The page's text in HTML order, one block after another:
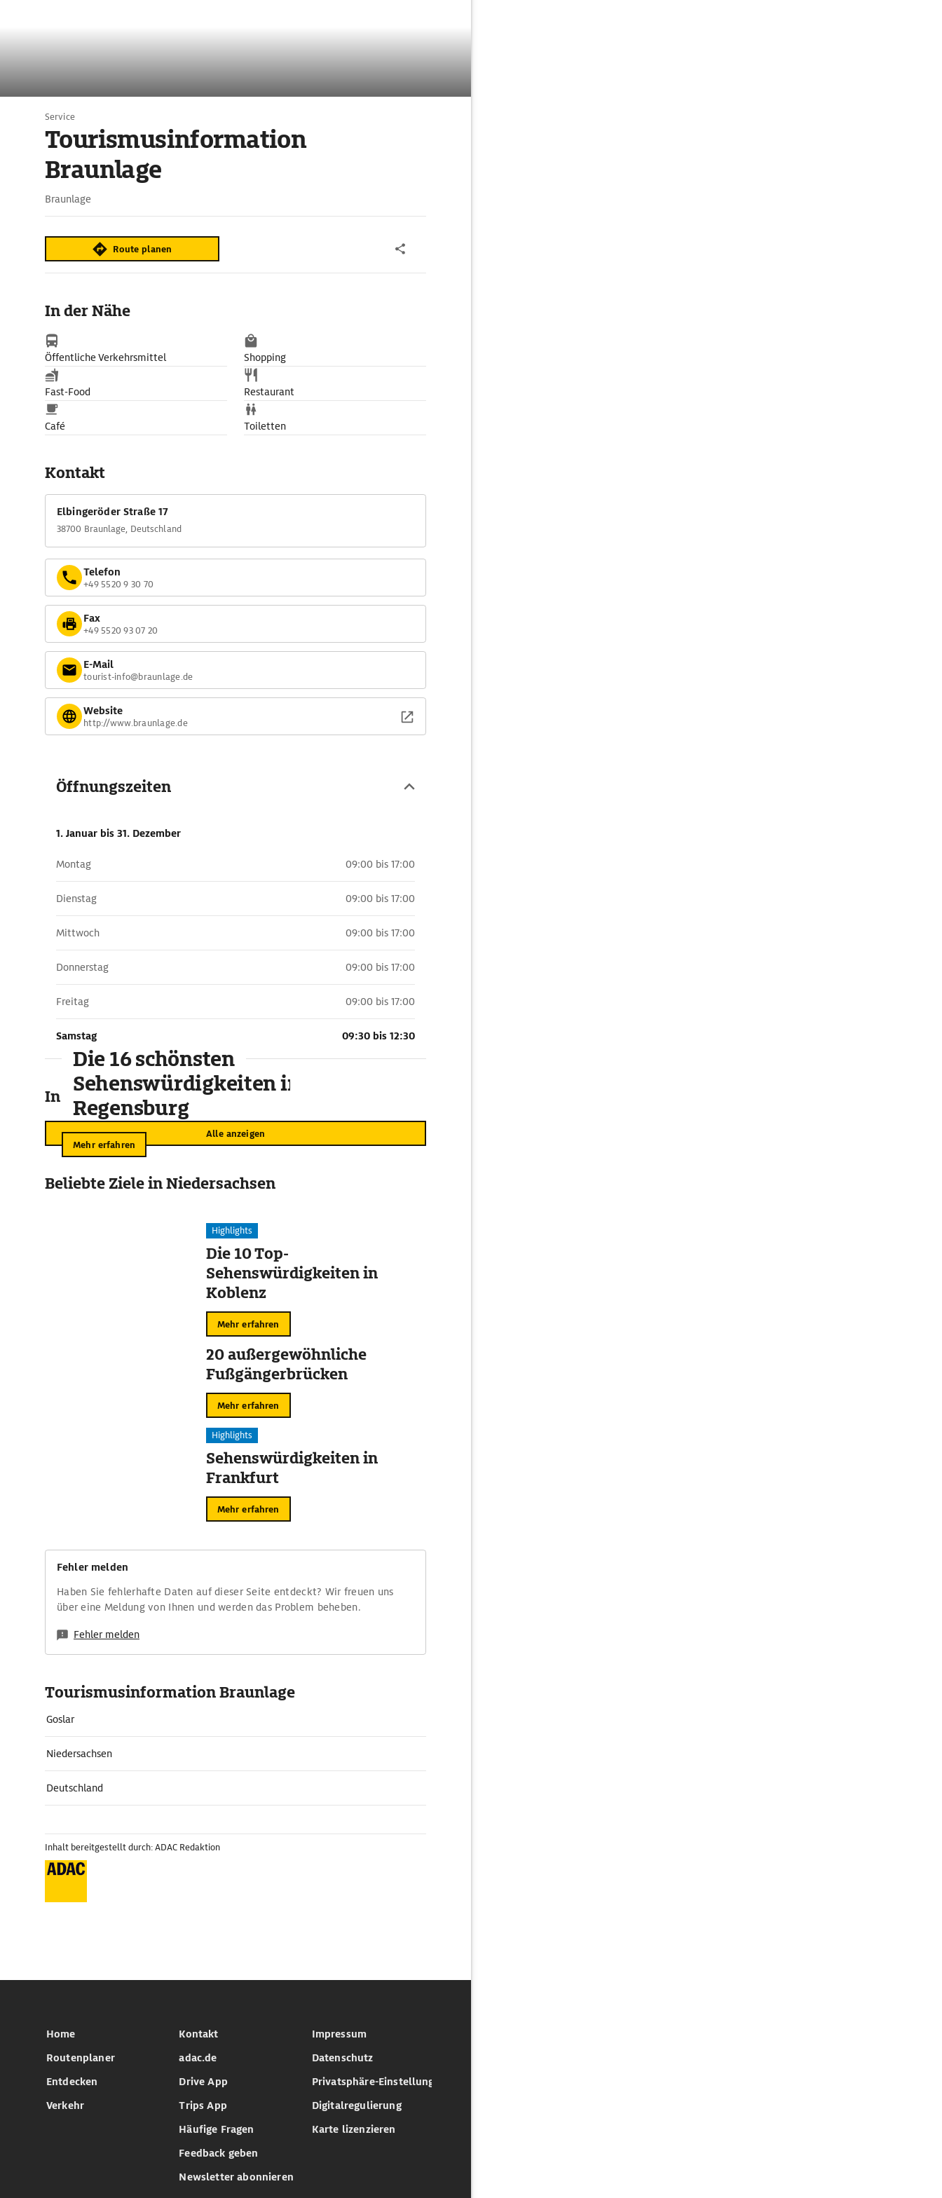
Service
Tourismusinformation
Braunlage
Braunlage
Route planen
In der Nähe
Öffentliche Verkehrsmittel Shopping
Fast-Food Restaurant
Café Toiletten
Kontakt
Elbingeröder Straße 17
38700 Braunlage, Deutschland
Telefon
+49 5520 9 30 70
Fax
+49 5520 93 07 20
E-Mail
tourist-info@braunlage.de
Website
http://www.braunlage.de
Öffnungszeiten
1. Januar bis 31. Dezember
Montag 09:00 bis 17:00
Dienstag 09:00 bis 17:00
Mittwoch 09:00 bis 17:00
Donnerstag 09:00 bis 17:00
Freitag 09:00 bis 17:00
Samstag 09:30 bis 12:30
In der Umgebung
Alle anzeigen
Die 16 schönsten
Sehenswürdigkeiten in
Regensburg
Mehr erfahren
Beliebte Ziele in Niedersachsen
Highlights
Die 10 Top-
Sehenswürdigkeiten in
Koblenz
Mehr erfahren
20 außergewöhnliche
Fußgängerbrücken
Mehr erfahren
Highlights
Sehenswürdigkeiten in
Frankfurt
Mehr erfahren
Fehler melden
Haben Sie fehlerhafte Daten auf dieser Seite entdeckt? Wir freuen uns
über eine Meldung von Ihnen und werden das Problem beheben.
Fehler melden
Tourismusinformation Braunlage
Goslar
Niedersachsen
Deutschland
Inhalt bereitgestellt durch: ADAC Redaktion
Home
Routenplaner
Entdecken
Verkehr
Kontakt
adac.de
Drive App
Trips App
Häufige Fragen
Feedback geben
Newsletter abonnieren
Impressum
Datenschutz
Privatsphäre-Einstellungen
Digitalregulierung
Karte lizenzieren